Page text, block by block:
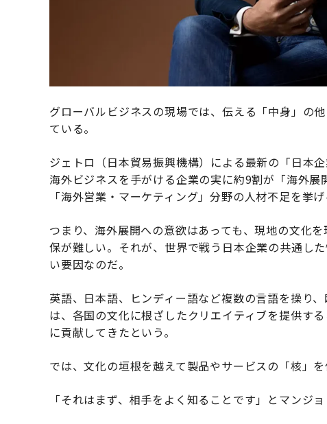
グローバルビジネスの現場では、伝える「中身」の
ている。
ジェトロ（日本貿易振興機構）による最新の「日本
海外ビジネスを手がける企業の実に約9割が「海外
「海外営業・マーケティング」分野の人材不足を挙げ
つまり、海外展開への意欲はあっても、現地の文化
保が難しい。それが、世界で戦う日本企業の共通し
い要因なのだ。
英語、日本語、ヒンディー語など複数の言語を操り
は、各国の文化に根ざしたクリエイティブを提供す
に貢献してきたという。
では、文化の垣根を越えて製品やサービスの「核」
「それはまず、相手をよく知ることです」とマンジョ